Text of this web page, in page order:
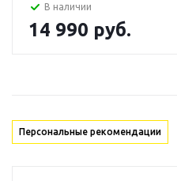
Руководство по эксплуатации
В наличии
14 990 руб.
Персональные рекомендации